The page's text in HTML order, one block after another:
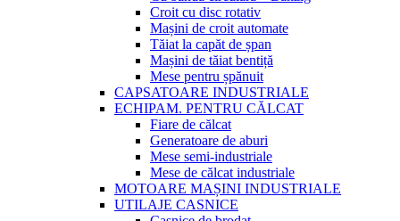
Croit cu disc rotativ
Mașini de croit automate
Tăiat la capăt de șpan
Mașini de tăiat bentiță
Mese pentru șpănuit
CAPSATOARE INDUSTRIALE
ECHIPAM. PENTRU CĂLCAT
Fiare de călcat
Generatoare de aburi
Mese semi-industriale
Mese de călcat industriale
MOTOARE MAȘINI INDUSTRIALE
UTILAJE CASNICE